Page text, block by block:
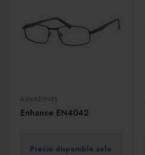
ARMAZONES
Enhance EN4042
Precio disponible solo